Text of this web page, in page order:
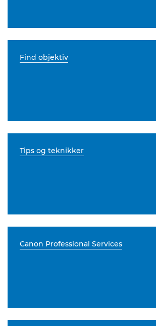
Find objektiv
Tips og teknikker
Canon Professional Services